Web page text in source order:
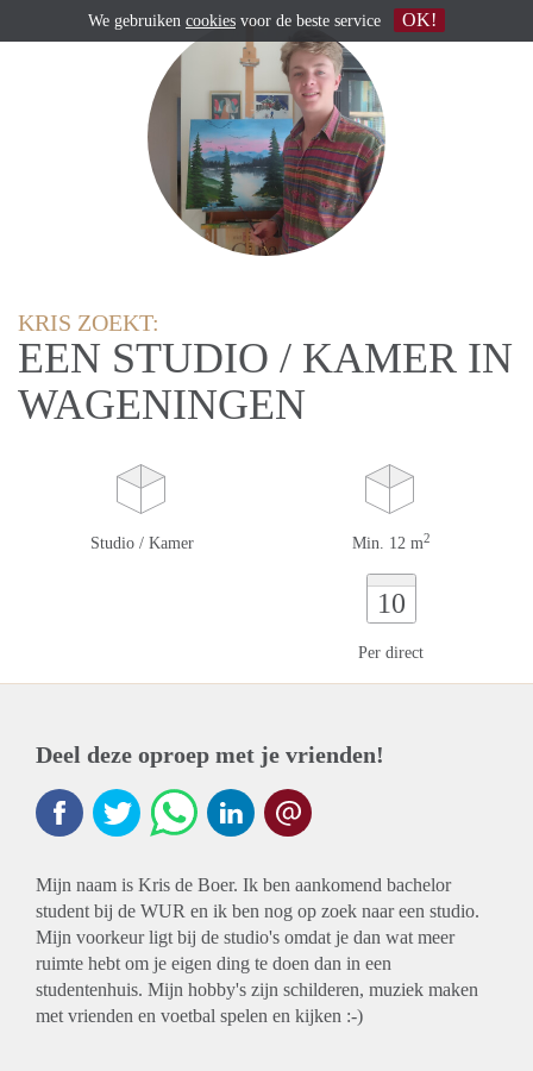
KRIS ZOEKT:
EEN STUDIO / KAMER IN
WAGENINGEN
Studio / Kamer Min. 12 m2
10
Per direct
Deel deze oproep met je vrienden!
Mijn naam is Kris de Boer. Ik ben aankomend bachelor
student bij de WUR en ik ben nog op zoek naar een studio.
Mijn voorkeur ligt bij de studio's omdat je dan wat meer
ruimte hebt om je eigen ding te doen dan in een
studentenhuis. Mijn hobby's zijn schilderen, muziek maken
met vrienden en voetbal spelen en kijken :-)
We gebruiken cookies voor de beste service OK!